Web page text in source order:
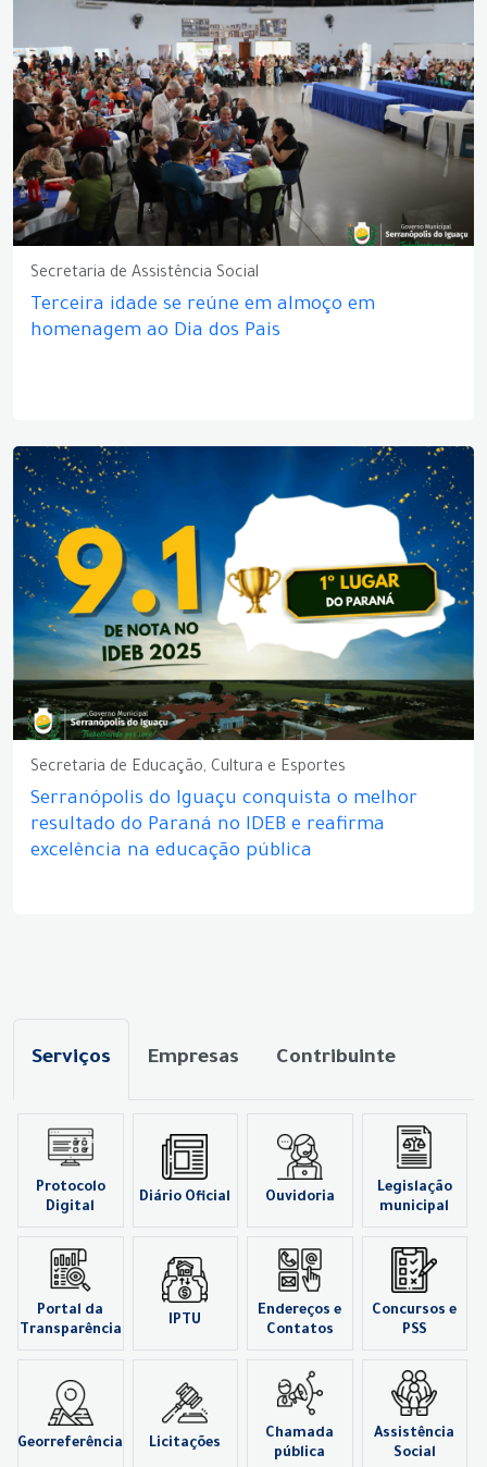
Secretaria de Assistência Social
Terceira idade se reúne em almoço em
homenagem ao Dia dos Pais
Secretaria de Educação, Cultura e Esportes
Serranópolis do Iguaçu conquista o melhor
resultado do Paraná no IDEB e reafirma
excelência na educação pública
Serviços Empresas Contribuinte
Protocolo
Digital
Diário Oficial Ouvidoria
Legislação
municipal
Portal da
Transparência
IPTU
Endereços e
Contatos
Concursos e
PSS
Georreferência Licitações
Chamada
pública
Assistência
Social